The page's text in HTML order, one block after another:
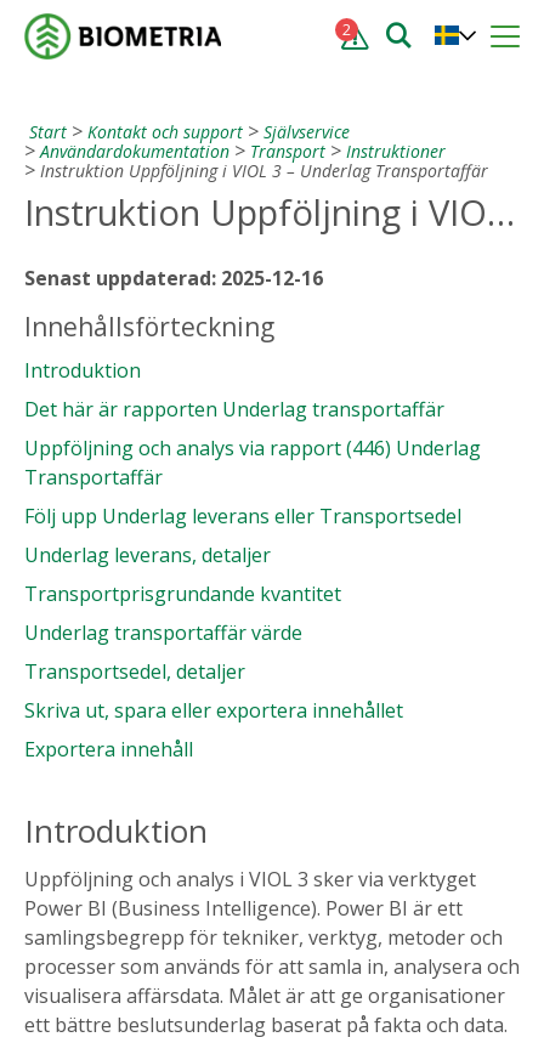
2
Start Kontakt och support
Självservice
Användardokumentation
Transport
Instruktioner
Instruktion Uppföljning i VIOL 3 – Underlag Transportaffär
Instruktion Uppföljning i VIOL 3 – Underlag Transportaffär
Senast uppdaterad: 2025-12-16
Innehållsförteckning
Introduktion
Det här är rapporten Underlag transportaffär
Uppföljning och analys via rapport (446) Underlag
Transportaffär
Följ upp Underlag leverans eller Transportsedel
Underlag leverans, detaljer
Transportprisgrundande kvantitet
Underlag transportaffär värde
Transportsedel, detaljer
Skriva ut, spara eller exportera innehållet
Exportera innehåll
Introduktion
Uppföljning och analys i VIOL 3 sker via verktyget
Power BI (Business Intelligence). Power BI är ett
samlingsbegrepp för tekniker, verktyg, metoder och
processer som används för att samla in, analysera och
visualisera affärsdata. Målet är att ge organisationer
ett bättre beslutsunderlag baserat på fakta och data.